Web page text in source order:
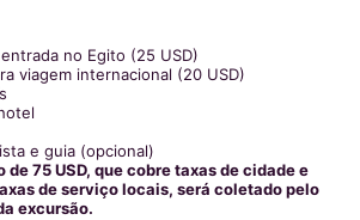
no Egito (25 USD)
viagem internacional (20 USD)
e guia (opcional)
75 USD, que cobre taxas de cidade e
de serviço locais, será coletado pelo
excursão.